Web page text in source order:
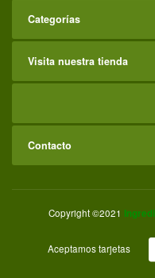
Categorías
Visita nuestra tienda
Contacto
Copyright ©2021
Aceptamos tarjetas